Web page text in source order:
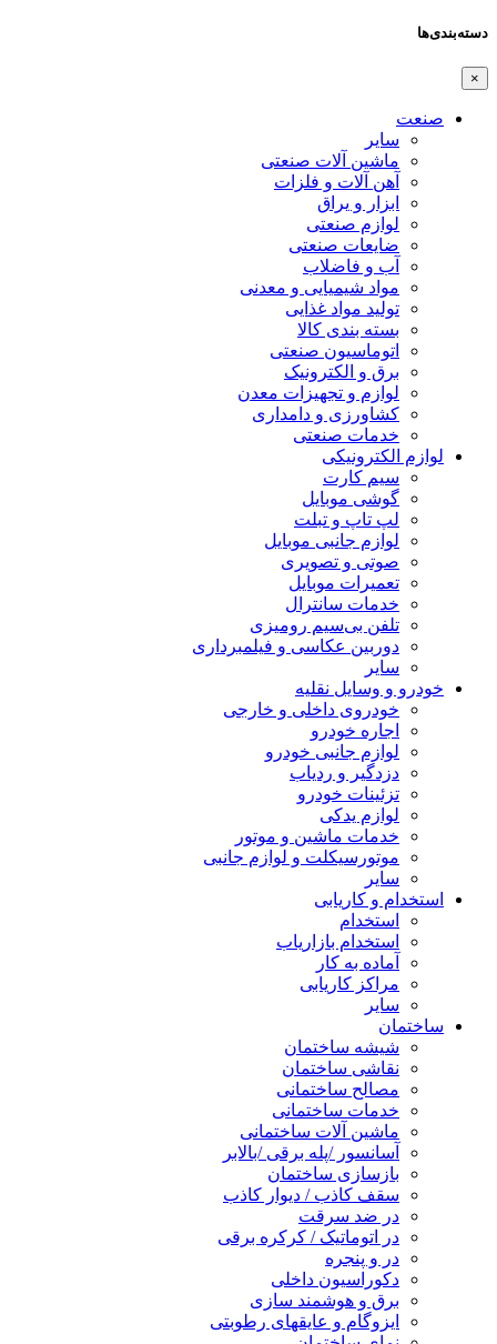
دسته‌بندی‌ها
×
صنعت
سایر
ماشین آلات صنعتی
آهن آلات و فلزات
ابزار و یراق
لوازم صنعتی
ضایعات صنعتی
آب و فاضلاب
مواد شیمیایی و معدنی
تولید مواد غذایی
بسته بندی کالا
اتوماسیون صنعتی
برق و الکترونیک
لوازم و تجهیزات معدن
کشاورزی و دامداری
خدمات صنعتی
لوازم الکترونیکی
سیم کارت
گوشی موبایل
لپ تاپ و تبلت
لوازم جانبی موبایل
صوتی و تصویری
تعمیرات موبایل
خدمات سانترال
تلفن بی‌سیم رومیزی
دوربین عکاسی و فیلمبرداری
سایر
خودرو و وسایل نقلیه
خودروی داخلی و خارجی
اجاره خودرو
لوازم جانبی خودرو
دزدگیر و ردیاب
تزئینات خودرو
لوازم یدکی
خدمات ماشین و موتور
موتورسیکلت و لوازم جانبی
سایر
استخدام و کاریابی
استخدام
استخدام بازاریاب
آماده به کار
مراکز کاریابی
سایر
ساختمان
شیشه ساختمان
نقاشی ساختمان
مصالح ساختمانی
خدمات ساختمانی
ماشین آلات ساختمانی
آسانسور /پله برقی /بالابر
بازسازی ساختمان
سقف کاذب / دیوار کاذب
در ضد سرقت
در اتوماتیک / کرکره برقی
در و پنجره
دکوراسیون داخلی
برق و هوشمند سازی
ایزوگام و عایقهای رطوبتی